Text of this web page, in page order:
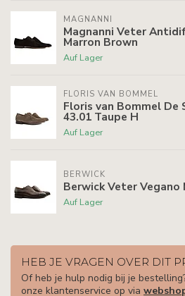
MAGNANNI
Magnanni Veter
Marron Brown
Auf Lager
FLORIS VAN BOMMEL
Floris van Bommel De
43.01 Taupe H
Auf Lager
BERWICK
Berwick Veter Vegano
Auf Lager
HEB JE VRAGEN OVER DIT
Of heb je hulp nodig bij je
onze klantenservice op via